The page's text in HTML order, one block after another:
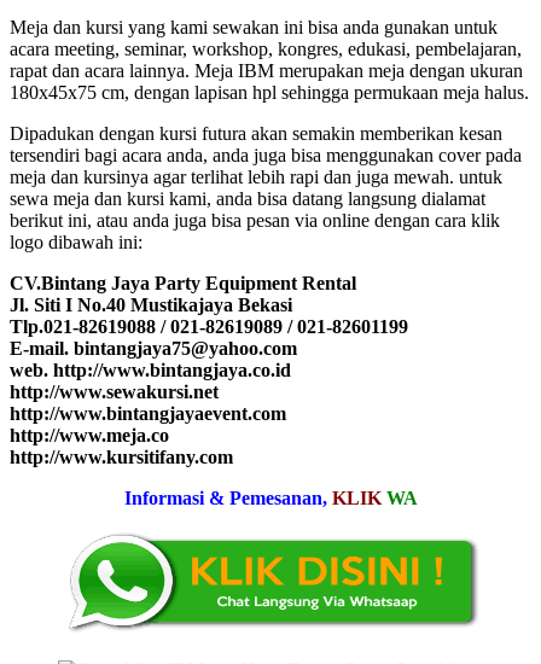
Meja dan kursi yang kami sewakan ini bisa anda gunakan untuk
acara meeting, seminar, workshop, kongres, edukasi, pembelajaran,
rapat dan acara lainnya. Meja IBM merupakan meja dengan ukuran
180x45x75 cm, dengan lapisan hpl sehingga permukaan meja halus.
Dipadukan dengan kursi futura akan semakin memberikan kesan
tersendiri bagi acara anda, anda juga bisa menggunakan cover pada
meja dan kursinya agar terlihat lebih rapi dan juga mewah. untuk
sewa meja dan kursi kami, anda bisa datang langsung dialamat
berikut ini, atau anda juga bisa pesan via online dengan cara klik
logo dibawah ini:
CV.Bintang Jaya Party Equipment Rental
Jl. Siti I No.40 Mustikajaya Bekasi
Tlp.021-82619088 / 021-82619089 / 021-82601199
E-mail. bintangjaya75@yahoo.com
web. http://www.bintangjaya.co.id
http://www.sewakursi.net
http://www.bintangjayaevent.com
http://www.meja.co
http://www.kursitifany.com
Informasi & Pemesanan, KLIK WA